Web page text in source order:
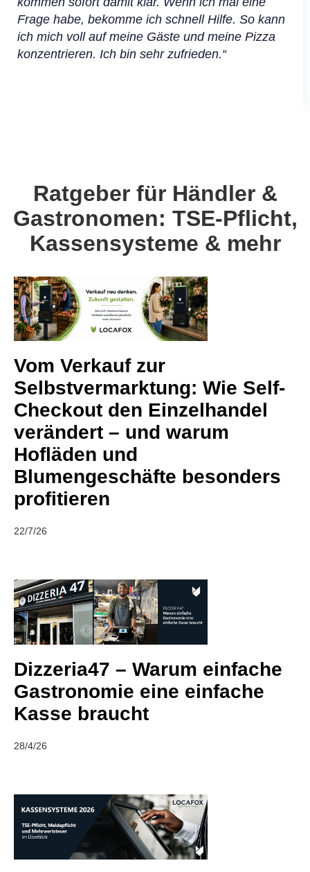
Frage habe, bekomme ich schnell Hilfe. So kann
ich mich voll auf meine Gäste und meine Pizza
konzentrieren. Ich bin sehr zufrieden.“
Ratgeber für Händler &
Gastronomen: TSE-Pflicht,
Kassensysteme & mehr
Vom Verkauf zur
Selbstvermarktung: Wie Self-
Checkout den Einzelhandel
verändert – und warum
Hofläden und
Blumengeschäfte besonders
profitieren
22/7/26
Dizzeria47 – Warum einfache
Gastronomie eine einfache
Kasse braucht
28/4/26